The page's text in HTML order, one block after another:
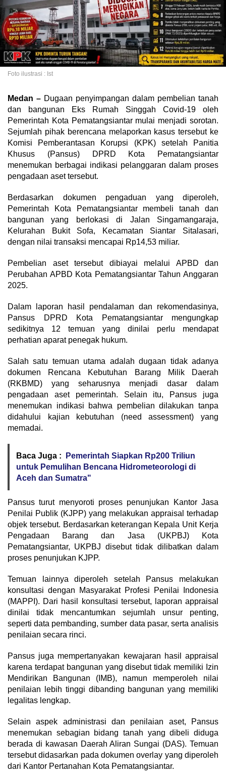
Foto ilustrasi : Ist
Medan – Dugaan penyimpangan dalam pembelian tanah
dan bangunan Eks Rumah Singgah Covid-19 oleh
Pemerintah Kota Pematangsiantar mulai menjadi sorotan.
Sejumlah pihak berencana melaporkan kasus tersebut ke
Komisi Pemberantasan Korupsi (KPK) setelah Panitia
Khusus (Pansus) DPRD Kota Pematangsiantar
menemukan berbagai indikasi pelanggaran dalam proses
pengadaan aset tersebut.
Berdasarkan dokumen pengaduan yang diperoleh,
Pemerintah Kota Pematangsiantar membeli tanah dan
bangunan yang berlokasi di Jalan Singamangaraja,
Kelurahan Bukit Sofa, Kecamatan Siantar Sitalasari,
dengan nilai transaksi mencapai Rp14,53 miliar.
Pembelian aset tersebut dibiayai melalui APBD dan
Perubahan APBD Kota Pematangsiantar Tahun Anggaran
2025.
Dalam laporan hasil pendalaman dan rekomendasinya,
Pansus DPRD Kota Pematangsiantar mengungkap
sedikitnya 12 temuan yang dinilai perlu mendapat
perhatian aparat penegak hukum.
Salah satu temuan utama adalah dugaan tidak adanya
dokumen Rencana Kebutuhan Barang Milik Daerah
(RKBMD) yang seharusnya menjadi dasar dalam
pengadaan aset pemerintah. Selain itu, Pansus juga
menemukan indikasi bahwa pembelian dilakukan tanpa
didahului kajian kebutuhan (need assessment) yang
memadai.
Baca Juga :
Pemerintah Siapkan Rp200 Triliun
untuk Pemulihan Bencana Hidrometeorologi di
Aceh dan Sumatra"
Pansus turut menyoroti proses penunjukan Kantor Jasa
Penilai Publik (KJPP) yang melakukan appraisal terhadap
objek tersebut. Berdasarkan keterangan Kepala Unit Kerja
Pengadaan Barang dan Jasa (UKPBJ) Kota
Pematangsiantar, UKPBJ disebut tidak dilibatkan dalam
proses penunjukan KJPP.
Temuan lainnya diperoleh setelah Pansus melakukan
konsultasi dengan Masyarakat Profesi Penilai Indonesia
(MAPPI). Dari hasil konsultasi tersebut, laporan appraisal
dinilai tidak mencantumkan sejumlah unsur penting,
seperti data pembanding, sumber data pasar, serta analisis
penilaian secara rinci.
Pansus juga mempertanyakan kewajaran hasil appraisal
karena terdapat bangunan yang disebut tidak memiliki Izin
Mendirikan Bangunan (IMB), namun memperoleh nilai
penilaian lebih tinggi dibanding bangunan yang memiliki
legalitas lengkap.
Selain aspek administrasi dan penilaian aset, Pansus
menemukan sebagian bidang tanah yang dibeli diduga
berada di kawasan Daerah Aliran Sungai (DAS). Temuan
tersebut didasarkan pada dokumen overlay yang diperoleh
dari Kantor Pertanahan Kota Pematangsiantar.